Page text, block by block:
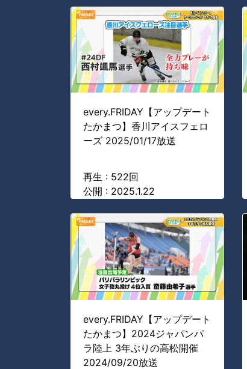
every.FRIDAY【アップデート
たかまつ】香川アイスフェロ
ーズ 2025/01/17放送
再生 : 522回
公開 : 2025.1.22
every.FRIDAY【アップデート
たかまつ】2024ジャパンパ
ラ陸上 3年ぶりの高松開催
2024/09/20放送